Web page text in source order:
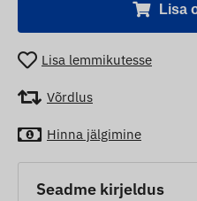
Lisa
Lisa lemmikutesse
Võrdlus
Hinna jälgimine
Seadme kirjeldus